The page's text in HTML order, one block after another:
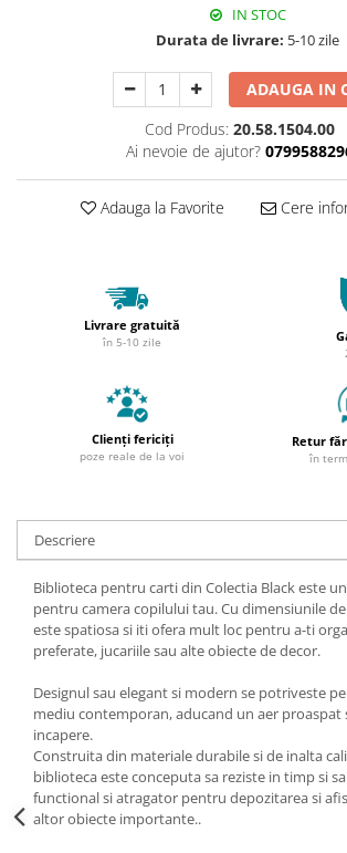
IN STOC
Durata de livrare: 5-10 zile
ADAUGA IN
Cod Produs: 20.58.1504.00
Ai nevoie de ajutor?
Adauga la Favorite Cere
Livrare gratuită
în 5-10 zile
Clienți fericiți
poze reale de la voi
Retur
în
Descriere
Biblioteca pentru carti din Colectia Black este
pentru camera copilului tau. Cu dimensiunile
este spatiosa si iti ofera mult loc pentru a-ti
preferate, jucariile sau alte obiecte de decor.
Designul sau elegant si modern se potriveste
mediu contemporan, aducand un aer proaspat
incapere.
Construita din materiale durabile si de inalta
biblioteca este conceputa sa reziste in timp si
functional si atragator pentru depozitarea si
altor obiecte importante..